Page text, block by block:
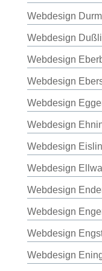
Webdesign
Webdesign
Webdesign
Webdesign
Webdesign
Webdesign
Webdesign
Webdesign
Webdesign
Webdesign
Webdesign
Webdesign